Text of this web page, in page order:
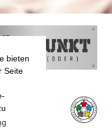
bieten
Seite